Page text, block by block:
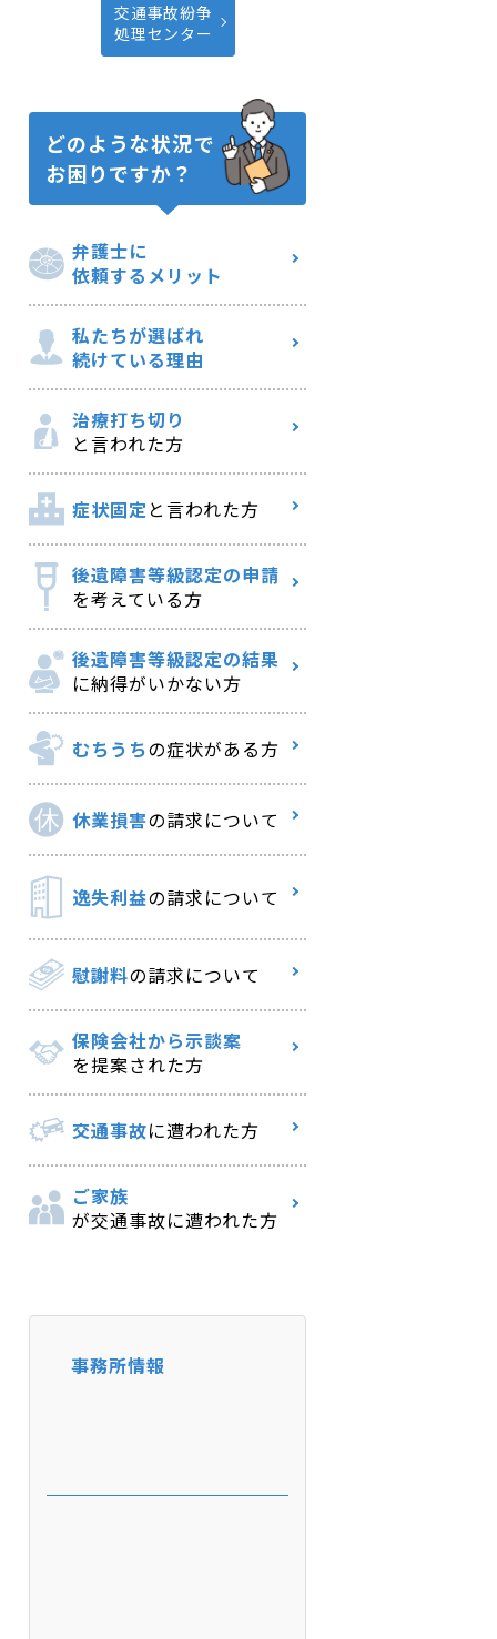
交通事故紛争
処理センター
どのような状況で
お困りですか？
弁護士に
依頼するメリット
私たちが選ばれ
続けている理由
治療打ち切り
と言われた方
症状固定と言われた方
後遺障害等級認定の申請
を考えている方
後遺障害等級認定の結果
に納得がいかない方
むちうちの症状がある方
休業損害の請求について
逸失利益の請求について
慰謝料の請求について
保険会社から示談案
を提案された方
交通事故に遭われた方
ご家族
が交通事故に遭われた方
事務所情報